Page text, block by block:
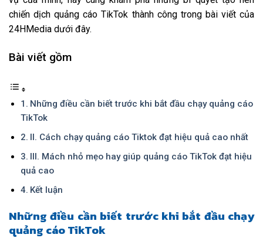
chiến dịch quảng cáo TikTok thành công trong bài viết của
24HMedia dưới đây.
Bài viết gồm
Những điều cần biết trước khi bắt đầu chạy quảng cáo
TikTok
II. Cách chạy quảng cáo Tiktok đạt hiệu quả cao nhất
III. Mách nhỏ mẹo hay giúp quảng cáo TikTok đạt hiệu
quả cao
Kết luận
Những điều cần biết trước khi bắt đầu chạy
quảng cáo TikTok